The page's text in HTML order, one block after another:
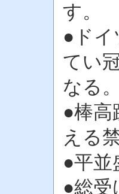
す。
●ドイ
てい
なる。
●棒高
える
●平並
●総受